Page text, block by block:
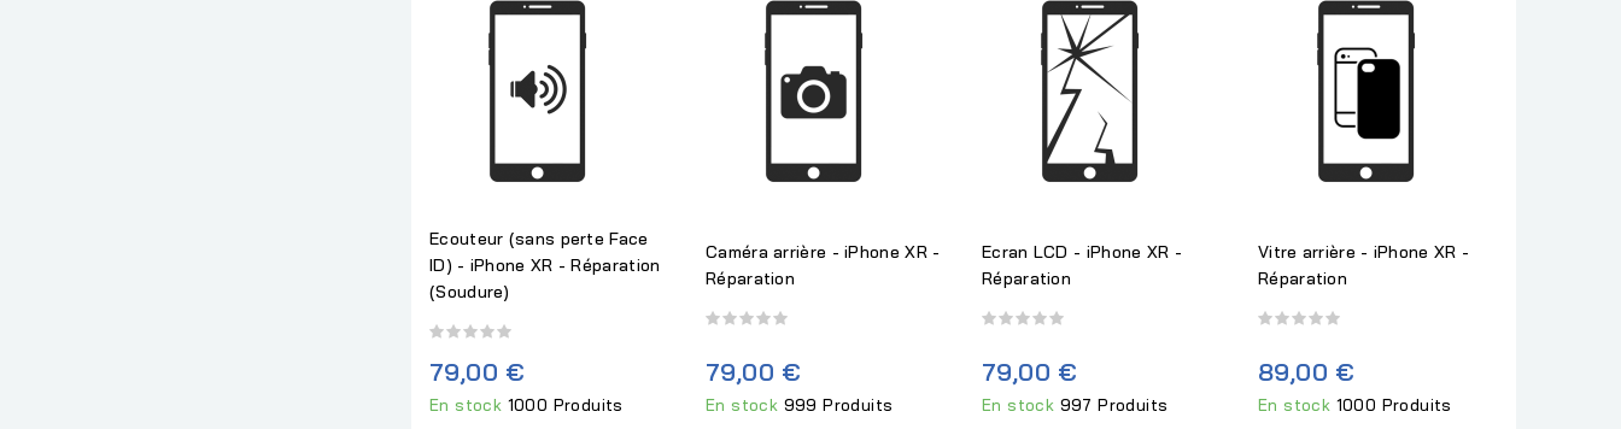
Ecouteur (sans perte Face
ID) - iPhone XR - Réparation
(Soudure)
79,00 €
En stock 1000 Produits
Caméra arrière - iPhone XR -
Réparation
79,00 €
En stock 999 Produits
Ecran LCD - iPhone XR -
Réparation
79,00 €
En stock 997 Produits
Vitre arrière - iPhone XR -
Réparation
89,00 €
En stock 1000 Produits